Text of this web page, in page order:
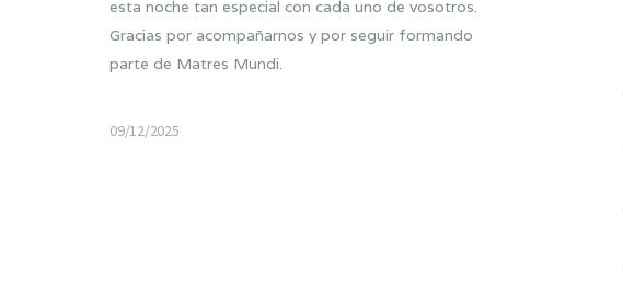
esta noche tan especial con cada uno de vosotros.
Gracias por acompañarnos y por seguir formando
parte de Matres Mundi.
09/12/2025